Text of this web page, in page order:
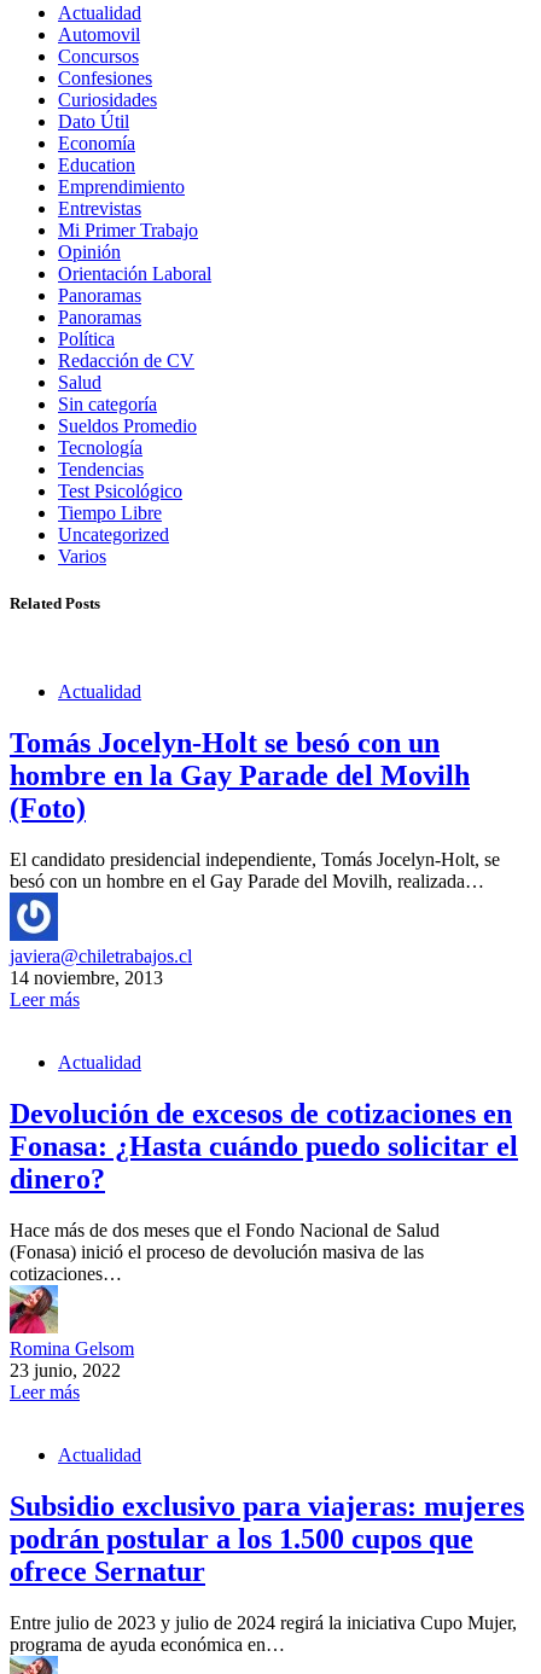
Actualidad
Automovil
Concursos
Confesiones
Curiosidades
Dato Útil
Economía
Education
Emprendimiento
Entrevistas
Mi Primer Trabajo
Opinión
Orientación Laboral
Panoramas
Panoramas
Política
Redacción de CV
Salud
Sin categoría
Sueldos Promedio
Tecnología
Tendencias
Test Psicológico
Tiempo Libre
Uncategorized
Varios
Related Posts
Actualidad
Tomás Jocelyn-Holt se besó con un
hombre en la Gay Parade del Movilh
(Foto)
El candidato presidencial independiente, Tomás Jocelyn-Holt, se
besó con un hombre en el Gay Parade del Movilh, realizada…
javiera@chiletrabajos.cl
14 noviembre, 2013
Leer más
Actualidad
Devolución de excesos de cotizaciones en
Fonasa: ¿Hasta cuándo puedo solicitar el
dinero?
Hace más de dos meses que el Fondo Nacional de Salud
(Fonasa) inició el proceso de devolución masiva de las
cotizaciones…
Romina Gelsom
23 junio, 2022
Leer más
Actualidad
Subsidio exclusivo para viajeras: mujeres
podrán postular a los 1.500 cupos que
ofrece Sernatur
Entre julio de 2023 y julio de 2024 regirá la iniciativa Cupo Mujer,
programa de ayuda económica en…